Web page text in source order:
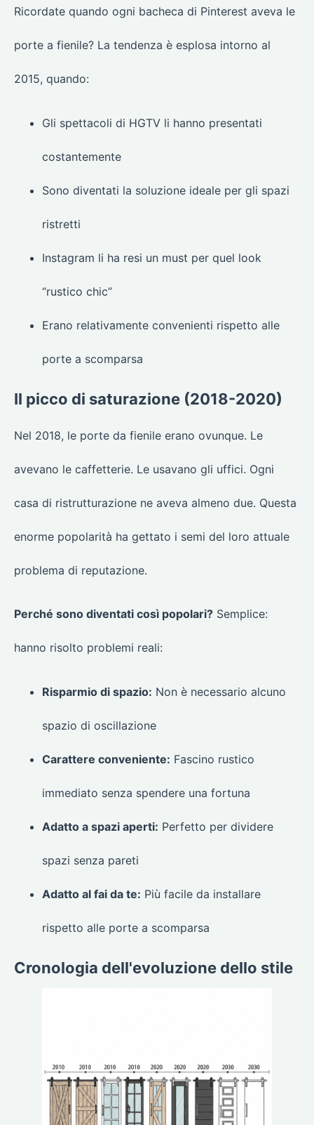
Ricordate quando ogni bacheca di Pinterest aveva le
porte a fienile? La tendenza è esplosa intorno al
2015, quando:
Gli spettacoli di HGTV li hanno presentati
costantemente
Sono diventati la soluzione ideale per gli spazi
ristretti
Instagram li ha resi un must per quel look
“rustico chic”
Erano relativamente convenienti rispetto alle
porte a scomparsa
Il picco di saturazione (2018-2020)
Nel 2018, le porte da fienile erano ovunque. Le
avevano le caffetterie. Le usavano gli uffici. Ogni
casa di ristrutturazione ne aveva almeno due. Questa
enorme popolarità ha gettato i semi del loro attuale
problema di reputazione.
Perché sono diventati così popolari? Semplice:
hanno risolto problemi reali:
Risparmio di spazio: Non è necessario alcuno
spazio di oscillazione
Carattere conveniente: Fascino rustico
immediato senza spendere una fortuna
Adatto a spazi aperti: Perfetto per dividere
spazi senza pareti
Adatto al fai da te: Più facile da installare
rispetto alle porte a scomparsa
Cronologia dell'evoluzione dello stile